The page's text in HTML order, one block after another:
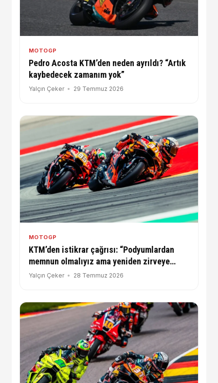
MOTOGP
Pedro Acosta KTM’den neden ayrıldı? “Artık
kaybedecek zamanım yok”
Yalçın Çeker 29 Temmuz 2026
MOTOGP
KTM’den istikrar çağrısı: “Podyumlardan
memnun olmalıyız ama yeniden zirveye
yaklaşmalıyız”
Yalçın Çeker 28 Temmuz 2026